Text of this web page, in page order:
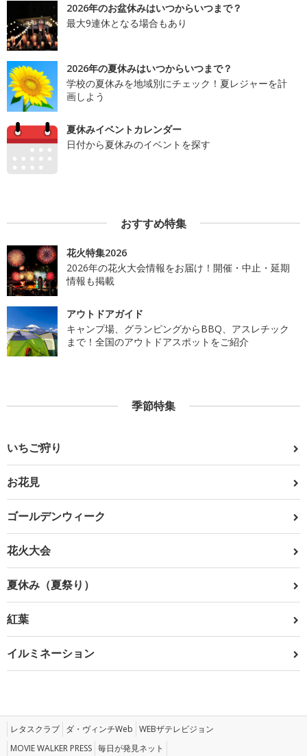
2026年のお盆休みはいつからいつまで？
最大9連休となる場合もあり
2026年の夏休みはいつからいつまで？
学校の夏休みを地域別にチェック！夏レジャーを計
画しよう
夏休みイベントカレンダー
日付から夏休みのイベントを探す
おすすめ特集
花火特集2026
2026年の花火大会情報をお届け！開催・中止・延期
情報も掲載
アウトドアガイド
キャンプ場、グランピングからBBQ、アスレチック
まで！全国のアウトドアスポットをご紹介
季節特集
いちご狩り
お花見
ゴールデンウィーク
花火大会
夏休み（夏祭り）
紅葉
イルミネーション
レタスクラブ ダ・ヴィンチWeb WEBザテレビジョン
MOVIE WALKER PRESS 毎日が発見ネット